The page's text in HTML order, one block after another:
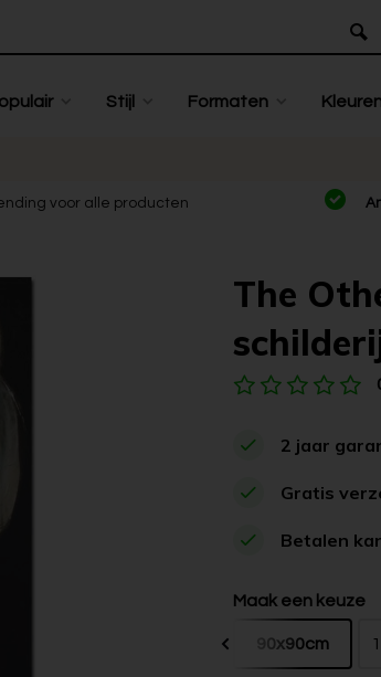
Stijl Formaten
voor alle producten
The
2 jaar
Gratis
Betalen
Maak een keuze
90x90cm